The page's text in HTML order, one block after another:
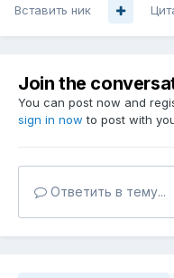
Вставить ник
Join the
You can post now and
sign in now to post with
Ответить в тему...